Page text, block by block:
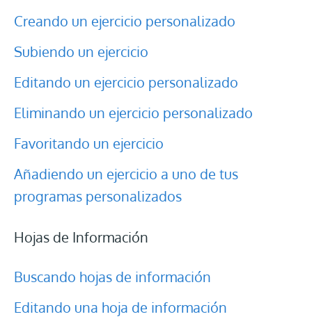
Creando un ejercicio personalizado
Subiendo un ejercicio
Editando un ejercicio personalizado
Eliminando un ejercicio personalizado
Favoritando un ejercicio
Añadiendo un ejercicio a uno de tus
programas personalizados
Hojas de Información
Buscando hojas de información
Editando una hoja de información